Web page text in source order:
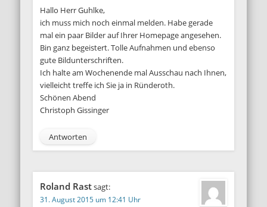
Hallo Herr Guhlke,
ich muss mich noch einmal melden. Habe gerade
mal ein paar Bilder auf Ihrer Homepage angesehen.
Bin ganz begeistert. Tolle Aufnahmen und ebenso
gute Bildunterschriften.
Ich halte am Wochenende mal Ausschau nach Ihnen,
vielleicht treffe ich Sie ja in Ründeroth.
Schönen Abend
Christoph Gissinger
Antworten
Roland Rastsagt:
31. August 2015 um 12:41 Uhr